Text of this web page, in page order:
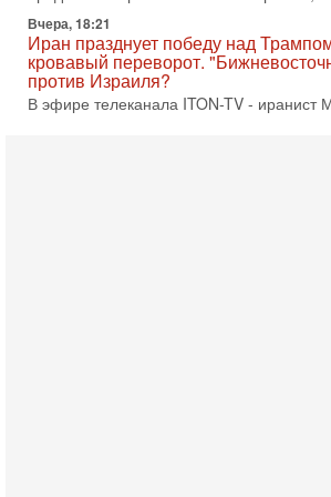
Иран празднует победу над
кровавый переворот.
против Израиля?
В эфире телеканала ITON-TV - иранист
главред сайта и тг канала Ориентал
программу Александр Гур-Арье